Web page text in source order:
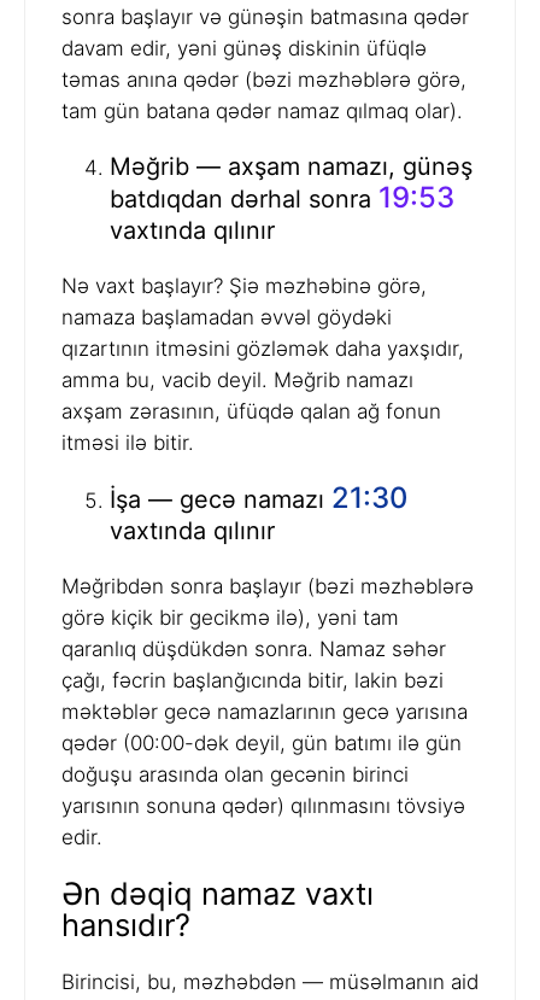
sonra başlayır və günəşin batmasına qədər
davam edir, yəni günəş diskinin üfüqlə
təmas anına qədər (bəzi məzhəblərə görə,
tam gün batana qədər namaz qılmaq olar).
Məğrib — axşam namazı, günəş
batdıqdan dərhal sonra 19:53
vaxtında qılınır
Nə vaxt başlayır? Şiə məzhəbinə görə,
namaza başlamadan əvvəl göydəki
qızartının itməsini gözləmək daha yaxşıdır,
amma bu, vacib deyil. Məğrib namazı
axşam zərasının, üfüqdə qalan ağ fonun
itməsi ilə bitir.
İşa — gecə namazı 21:30
vaxtında qılınır
Məğribdən sonra başlayır (bəzi məzhəblərə
görə kiçik bir gecikmə ilə), yəni tam
qaranlıq düşdükdən sonra. Namaz səhər
çağı, fəcrin başlanğıcında bitir, lakin bəzi
məktəblər gecə namazlarının gecə yarısına
qədər (00:00-dək deyil, gün batımı ilə gün
doğuşu arasında olan gecənin birinci
yarısının sonuna qədər) qılınmasını tövsiyə
edir.
Ən dəqiq namaz vaxtı
hansıdır?
Birincisi, bu, məzhəbdən — müsəlmanın aid